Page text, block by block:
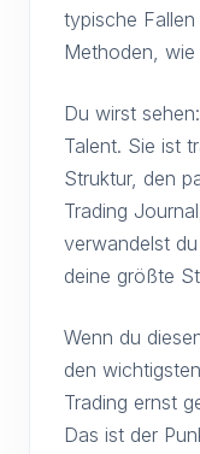
typische
Methoden,
Du wirst
Talent. Sie ist
Struktur, den
Trading
verwandelst
deine größte
Wenn du
den
Trading ernst
Das ist der